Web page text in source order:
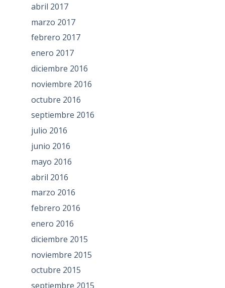
abril 2017
marzo 2017
febrero 2017
enero 2017
diciembre 2016
noviembre 2016
octubre 2016
septiembre 2016
julio 2016
junio 2016
mayo 2016
abril 2016
marzo 2016
febrero 2016
enero 2016
diciembre 2015
noviembre 2015
octubre 2015
septiembre 2015